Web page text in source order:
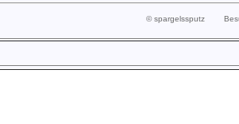
© spargelssputz